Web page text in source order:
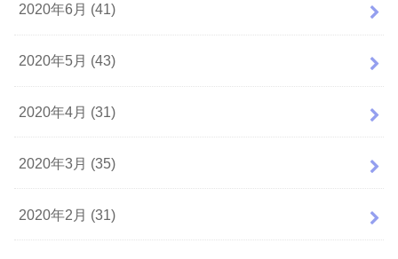
2020年6月 (41)
2020年5月 (43)
2020年4月 (31)
2020年3月 (35)
2020年2月 (31)